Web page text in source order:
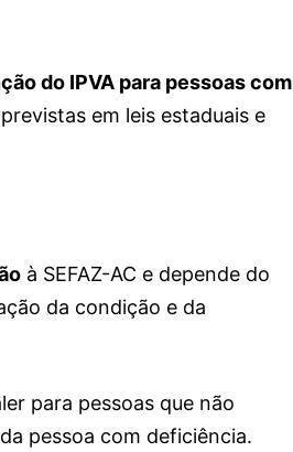
do IPVA para pessoas com
em leis estaduais e
à SEFAZ-AC e depende do
da condição e da
para pessoas que não
pessoa com deficiência.